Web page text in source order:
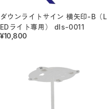
ダウンライトサイン 横矢印-B（L
EDライト専用） dls-0011
¥10,800